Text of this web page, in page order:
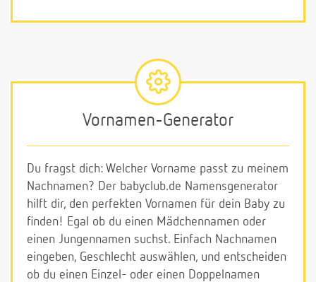
Vornamen-Generator
Du fragst dich: Welcher Vorname passt zu meinem
Nachnamen? Der babyclub.de Namensgenerator
hilft dir, den perfekten Vornamen für dein Baby zu
finden! Egal ob du einen Mädchennamen oder
einen Jungennamen suchst. Einfach Nachnamen
eingeben, Geschlecht auswählen, und entscheiden
ob du einen Einzel- oder einen Doppelnamen